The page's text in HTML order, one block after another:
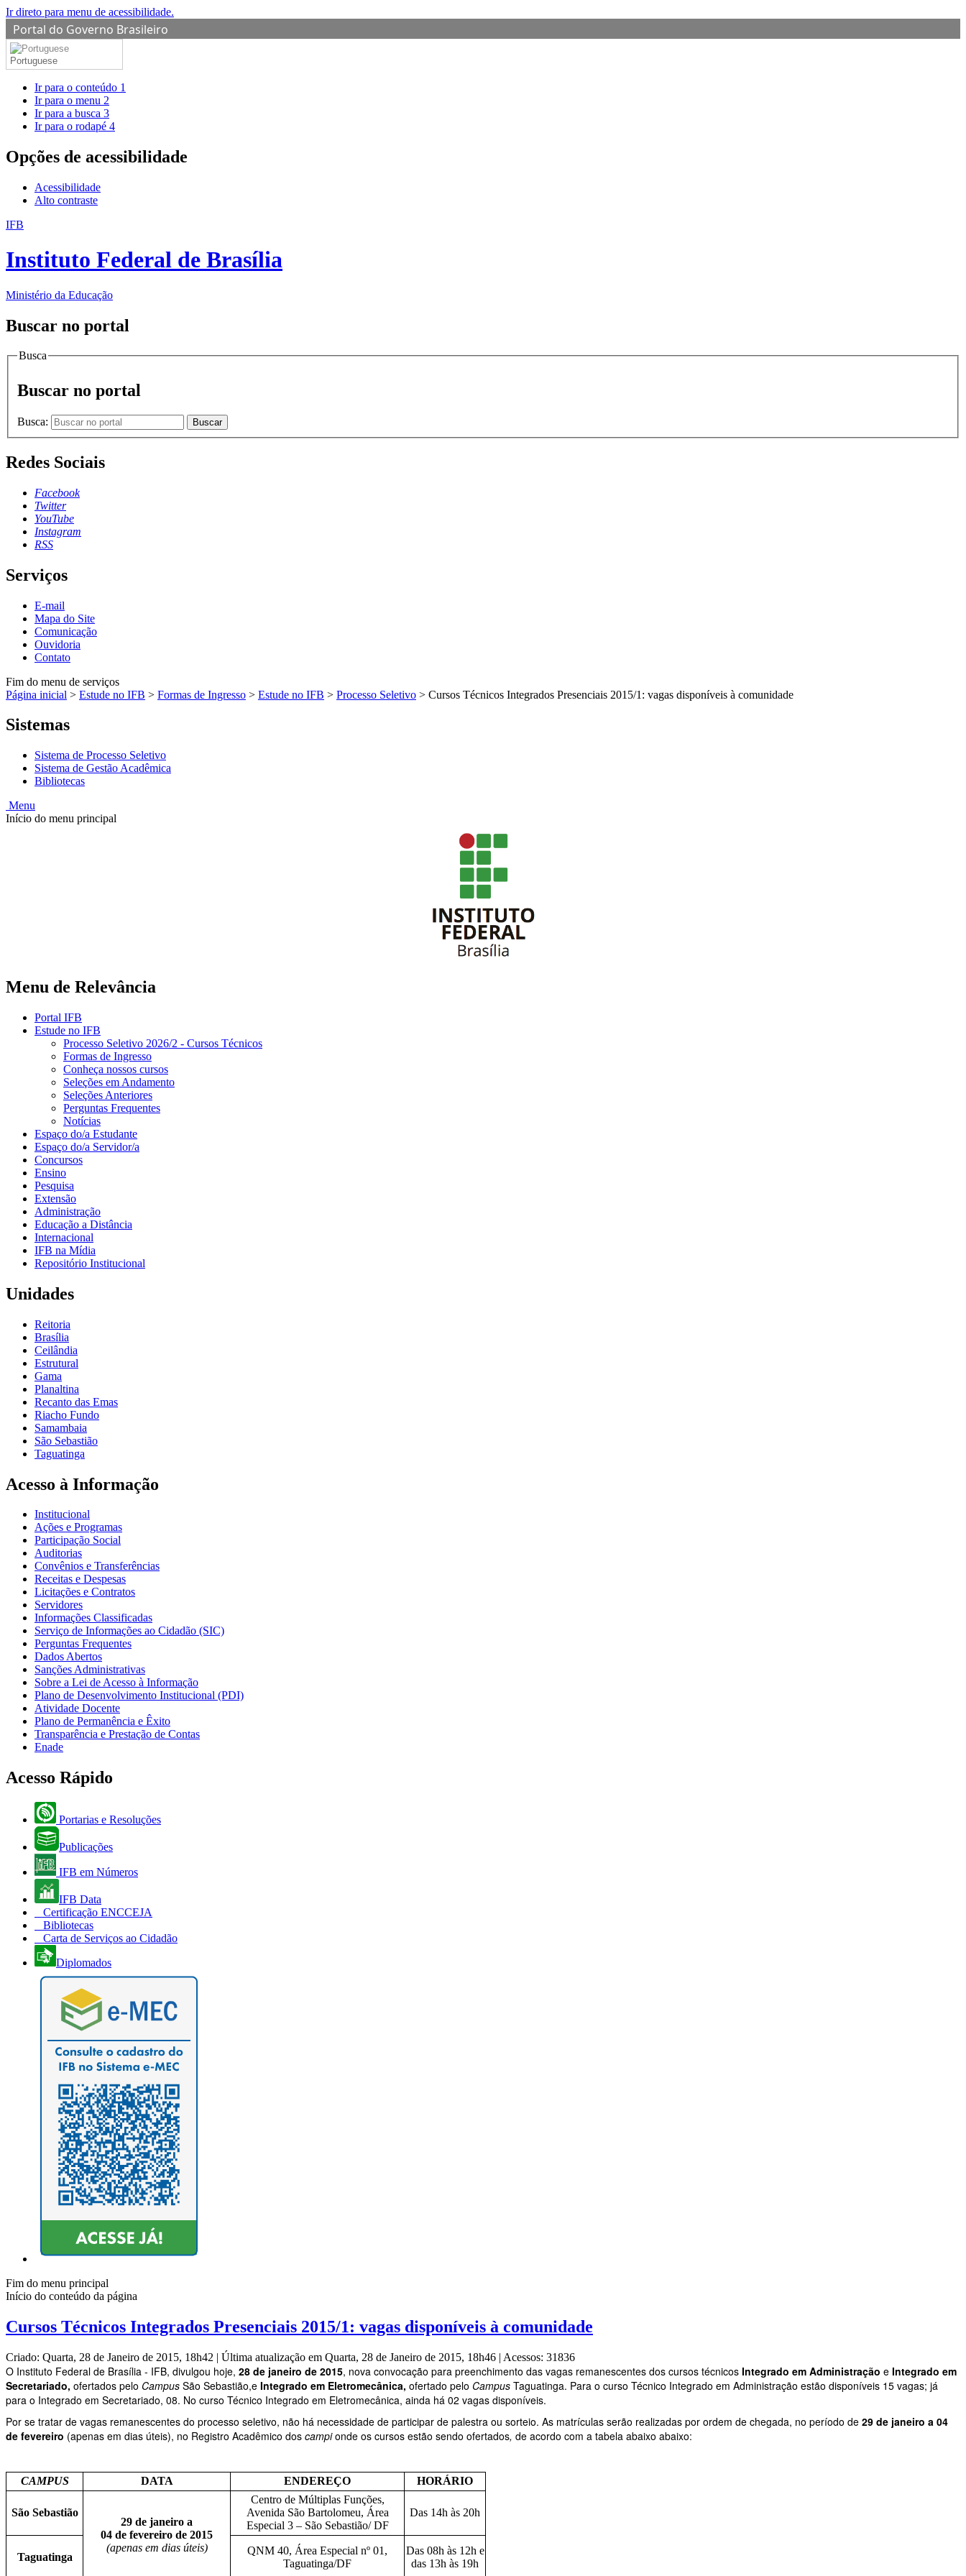
Ir direto para menu de acessibilidade.
Portal do Governo Brasileiro
Portuguese
Ir para o conteúdo 1
Ir para o menu 2
Ir para a busca 3
Ir para o rodapé 4
Opções de acessibilidade
Acessibilidade
Alto contraste
IFB
Instituto Federal de Brasília
Ministério da Educação
Buscar no portal
Busca
Buscar no portal
Busca: Buscar
Redes Sociais
Facebook
Twitter
YouTube
Instagram
RSS
Serviços
E-mail
Mapa do Site
Comunicação
Ouvidoria
Contato
Fim do menu de serviços
Página inicial > Estude no IFB > Formas de Ingresso > Estude no IFB > Processo Seletivo > Cursos Técnicos Integrados Presenciais 2015/1: vagas disponíveis à comunidade
Sistemas
Sistema de Processo Seletivo
Sistema de Gestão Acadêmica
Bibliotecas
Menu
Início do menu principal
Menu de Relevância
Portal IFB
Estude no IFB
Processo Seletivo 2026/2 - Cursos Técnicos
Formas de Ingresso
Conheça nossos cursos
Seleções em Andamento
Seleções Anteriores
Perguntas Frequentes
Notícias
Espaço do/a Estudante
Espaço do/a Servidor/a
Concursos
Ensino
Pesquisa
Extensão
Administração
Educação a Distância
Internacional
IFB na Mídia
Repositório Institucional
Unidades
Reitoria
Brasília
Ceilândia
Estrutural
Gama
Planaltina
Recanto das Emas
Riacho Fundo
Samambaia
São Sebastião
Taguatinga
Acesso à Informação
Institucional
Ações e Programas
Participação Social
Auditorias
Convênios e Transferências
Receitas e Despesas
Licitações e Contratos
Servidores
Informações Classificadas
Serviço de Informações ao Cidadão (SIC)
Perguntas Frequentes
Dados Abertos
Sanções Administrativas
Sobre a Lei de Acesso à Informação
Plano de Desenvolvimento Institucional (PDI)
Atividade Docente
Plano de Permanência e Êxito
Transparência e Prestação de Contas
Enade
Acesso Rápido
Portarias e Resoluções
Publicações
IFB em Números
IFB Data
Certificação ENCCEJA
Bibliotecas
Carta de Serviços ao Cidadão
Diplomados
Fim do menu principal
Início do conteúdo da página
Cursos Técnicos Integrados Presenciais 2015/1: vagas disponíveis à comunidade
Criado: Quarta, 28 de Janeiro de 2015, 18h42 | Última atualização em Quarta, 28 de Janeiro de 2015, 18h46 | Acessos: 31836
O Instituto Federal de Brasília - IFB, divulgou hoje, 28 de janeiro de 2015, nova convocação para preenchimento das vagas remanescentes dos cursos técnicos Integrado em Administração e Integrado em
Secretariado, ofertados pelo Campus São Sebastião,e Integrado em Eletromecânica, ofertado pelo Campus Taguatinga. Para o curso Técnico Integrado em Administração estão disponíveis 15 vagas; já
para o Integrado em Secretariado, 08. No curso Técnico Integrado em Eletromecânica, ainda há 02 vagas disponíveis.
Por se tratar de vagas remanescentes do processo seletivo, não há necessidade de participar de palestra ou sorteio. As matrículas serão realizadas por ordem de chegada, no período de 29 de janeiro a 04
de fevereiro (apenas em dias úteis), no Registro Acadêmico dos campionde os cursos estão sendo ofertados, de acordo com a tabela abaixo abaixo:
CAMPUS DATA ENDEREÇO HORÁRIO
São Sebastião
29 de janeiro a
04 de fevereiro de 2015
(apenas em dias úteis)
Centro de Múltiplas Funções,
Avenida São Bartolomeu, Área
Especial 3 – São Sebastião/ DF
Das 14h às 20h
Taguatinga
QNM 40, Área Especial nº 01,
Taguatinga/DF
Das 08h às 12h e
das 13h às 19h